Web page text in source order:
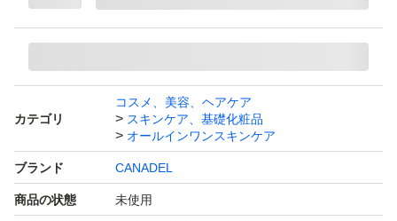
カテゴリ
コスメ、美容、ヘアケア
スキンケア、基礎化粧品
オールインワンスキンケア
ブランド CANADEL
商品の状態 未使用